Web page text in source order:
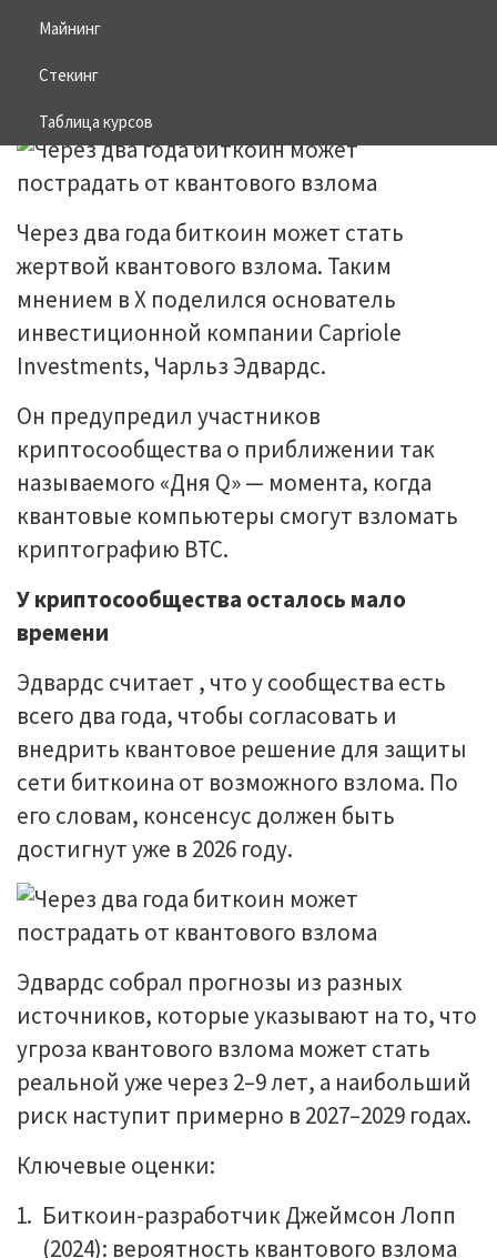
Майнинг
Стекинг
Таблица курсов
взлома
29.10.2025
Через два года биткоин может стать
жертвой квантового взлома. Таким
мнением в X поделился основатель
инвестиционной компании Capriole
Investments, Чарльз Эдвардс.
Он предупредил участников
криптосообщества о приближении так
называемого «Дня Q» — момента, когда
квантовые компьютеры смогут взломать
криптографию BTC.
У криптосообщества осталось мало
времени
Эдвардс считает , что у сообщества есть
всего два года, чтобы согласовать и
внедрить квантовое решение для защиты
сети биткоина от возможного взлома. По
его словам, консенсус должен быть
достигнут уже в 2026 году.
Эдвардс собрал прогнозы из разных
источников, которые указывают на то, что
угроза квантового взлома может стать
реальной уже через 2–9 лет, а наибольший
риск наступит примерно в 2027–2029 годах.
Ключевые оценки:
Биткоин-разработчик Джеймсон Лопп
(2024): вероятность квантового взлома